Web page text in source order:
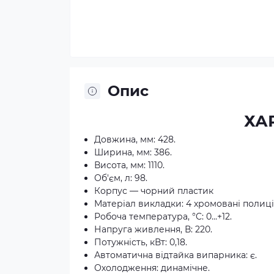
Опис
Довжина, мм: 428.
Ширина, мм: 386.
Висота, мм: 1110.
Об'єм, л: 98.
Корпус — чорний пластик
Матеріал викладки: 4 хромовані
Робоча температура, °C: 0...+12.
Напруга живлення, В: 220.
Потужність, кВт: 0,18.
Автоматична відтайка випарника: є.
Охолодження: динамічне.